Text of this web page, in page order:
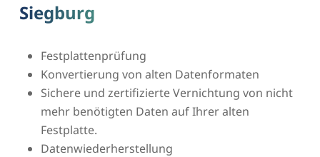
Siegburg
Festplattenprüfung
Konvertierung von alten Datenformaten
Sichere und zertifizierte Vernichtung von nicht
mehr benötigten Daten auf Ihrer alten
Festplatte.
Datenwiederherstellung